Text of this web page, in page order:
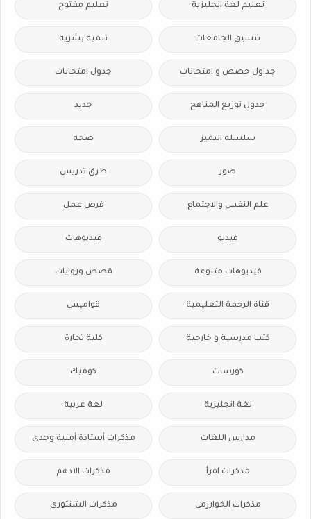
تعليم لغة انجليزية تعليم مفتوح
تنسيق الجامعات تنمية بشرية
جداول حصص و امتحانات جدول امتحانات
جدول توزيع المناهج جديد
سلسله التميز صحة
صور طرق تدريس
علم النفس والاجتماع فرص عمل
فيديو فيديوهات
فيديوهات متنوعة قصص وروايات
قناة الرحمة التعليمية قواميس
كتب مدرسية و خارجية كلية تجارة
كورسات كوميك
لغة انجليزية لغة عربية
مدارس اللغات مذكرات أستاذة أمنية وجدى
مذكرات اقرأ مذكرات الادهم
مذكرات الخوارزمى مذكرات الشنتورى